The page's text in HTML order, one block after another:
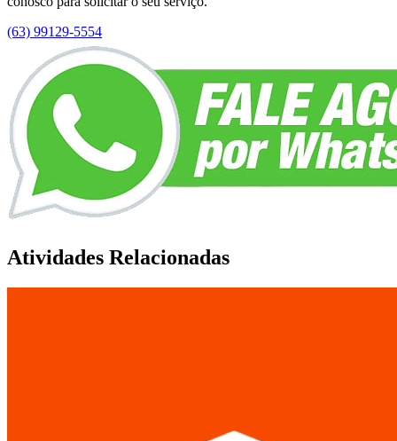
(63) 99129-5554
Atividades Relacionadas